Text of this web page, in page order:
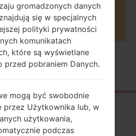
on Amazon
→ Seria →LG Vu →LGCU920P
gromadzonych danych
się w specjalnych
polityki prywatności
komunikatach
które są wyświetlane
przed pobraniem Danych.
mogą być swobodnie
przez Użytkownika lub, w
użytkowania,
podczas